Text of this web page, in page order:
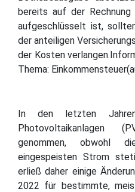
bereits auf der Rechnung
aufgeschlüsselt ist,
der anteiligen
der Kosten
Thema:
In den letzten
Photovoltaikanlagen
genommen, obwohl
eingespeisten Strom
erließ daher einige
2022 für bestimmte,